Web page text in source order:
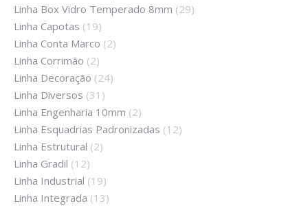
Linha Box Vidro Temperado 8mm (29)
Linha Capotas (19)
Linha Conta Marco (2)
Linha Corrimão (2)
Linha Decoração (24)
Linha Diversos (31)
Linha Engenharia 10mm (2)
Linha Esquadrias Padronizadas (12)
Linha Estrutural (2)
Linha Gradil (12)
Linha Industrial (19)
Linha Integrada (13)